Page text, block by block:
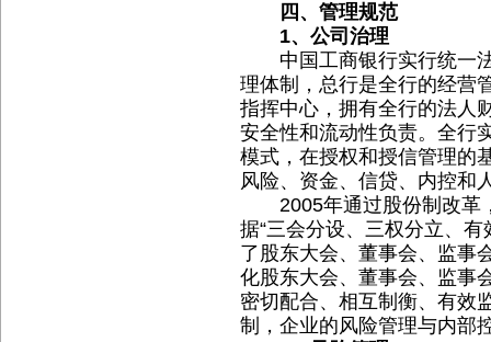
四、管理规范
1、公司治理
中国工商银行实行统一法
理体制，总行是全行的经营
指挥中心，拥有全行的法人
安全性和流动性负责。全行
模式，在授权和授信管理的
风险、资金、信贷、内控和
2005年通过股份制改革
据“三会分设、三权分立、
了股东大会、董事会、监事
化股东大会、董事会、监事
密切配合、相互制衡、有效
制，企业的风险管理与内部